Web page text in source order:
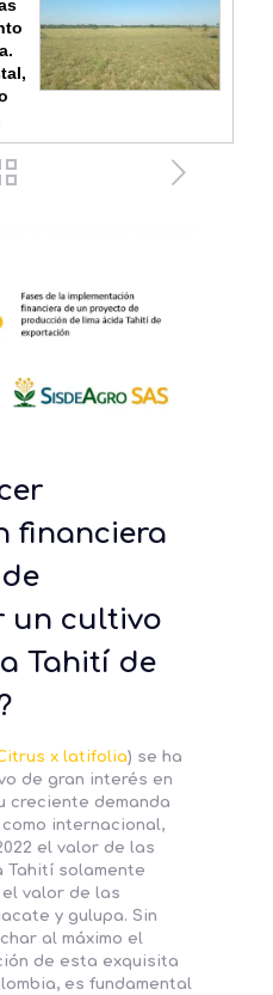
financiera
un cultivo
Tahití de
x latifolia) se ha
de gran interés en
creciente demanda
internacional,
el valor de las
Tahití solamente
valor de las
y gulupa. Sin
al máximo el
de esta exquisita
es fundamental